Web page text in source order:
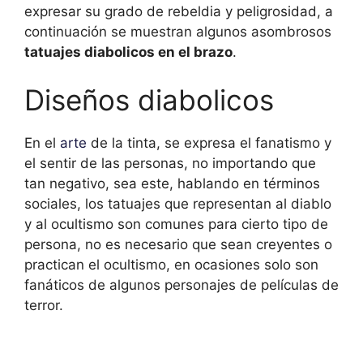
expresar su grado de rebeldia y peligrosidad, a
continuación se muestran algunos asombrosos
tatuajes diabolicos en el brazo.
Diseños diabolicos
En el arte de la tinta, se expresa el fanatismo y
el sentir de las personas, no importando que
tan negativo, sea este, hablando en términos
sociales, los tatuajes que representan al diablo
y al ocultismo son comunes para cierto tipo de
persona, no es necesario que sean creyentes o
practican el ocultismo, en ocasiones solo son
fanáticos de algunos personajes de películas de
terror.